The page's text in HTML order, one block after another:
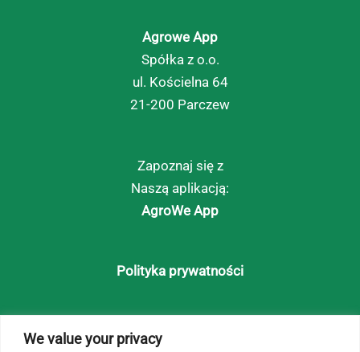
We value your privacy
Agrowe App
Spółka z o.o.
ul. Kościelna 64
21-200 Parczew
Zapoznaj się z
Naszą aplikacją:
AgroWe App
Polityka prywatności
Strona główna